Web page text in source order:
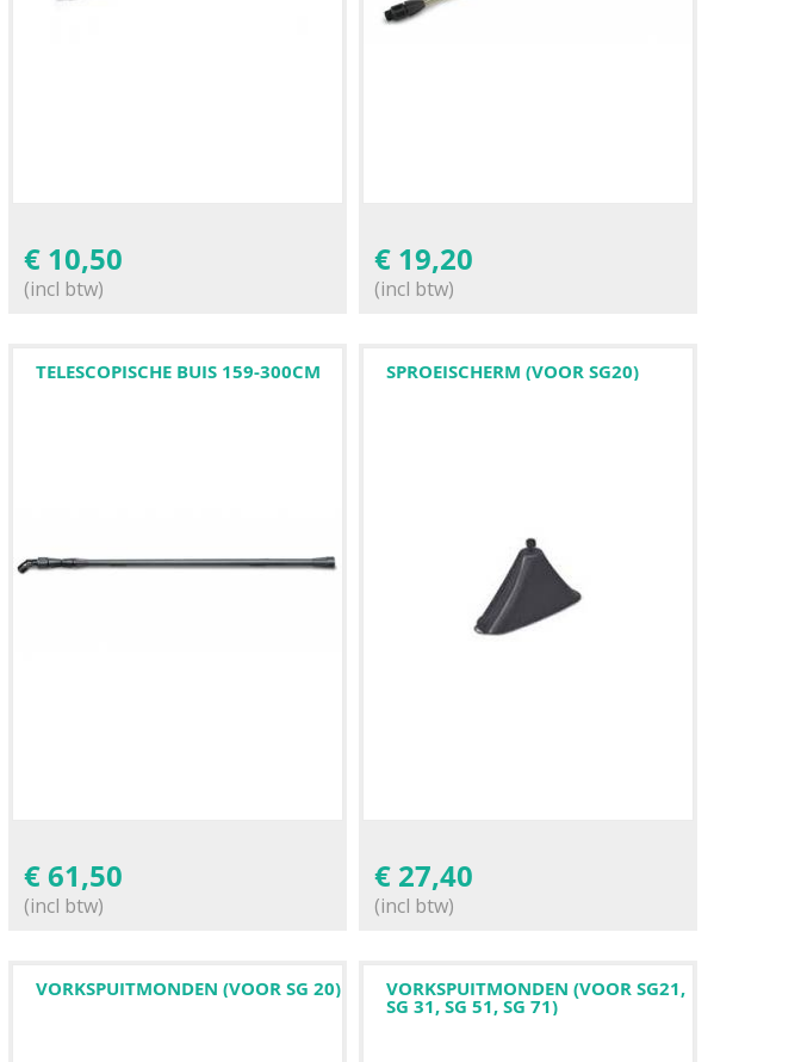
€ 10,50
(incl btw)
€ 19,20
(incl btw)
TELESCOPISCHE BUIS 159-300CM
€61,50
(incl btw)
SPROEISCHERM (VOOR SG20)
€ 27,40
(incl btw)
VORKSPUITMONDEN (VOOR SG 20) VORKSPUITMONDEN (VOOR SG21,
SG 31, SG 51, SG 71)